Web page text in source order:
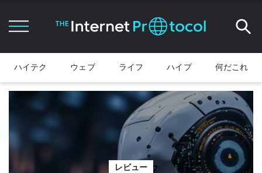
ハイテク ウェブ ライフ ハイプ 何だこれ
レビュー